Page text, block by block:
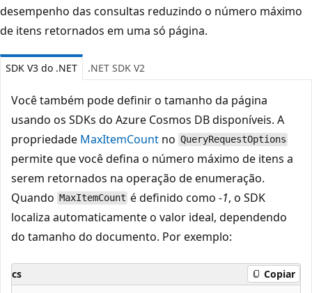
desempenho das consultas reduzindo o número máximo
de itens retornados em uma só página.
SDK V3 do .NET .NET SDK V2
Você também pode definir o tamanho da página
usando os SDKs do Azure Cosmos DB disponíveis. A
propriedade MaxItemCount no QueryRequestOptions
permite que você defina o número máximo de itens a
serem retornados na operação de enumeração.
Quando MaxItemCount é definido como-1, o SDK
localiza automaticamente o valor ideal, dependendo
do tamanho do documento. Por exemplo:
cs Copiar